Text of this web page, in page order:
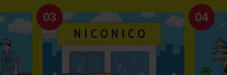
03 04